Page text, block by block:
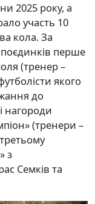
2025 року, а
участь 10
кола. За
поєдинків перше
(тренер –
якого
до
нагороди
(тренери –
з
Семків та